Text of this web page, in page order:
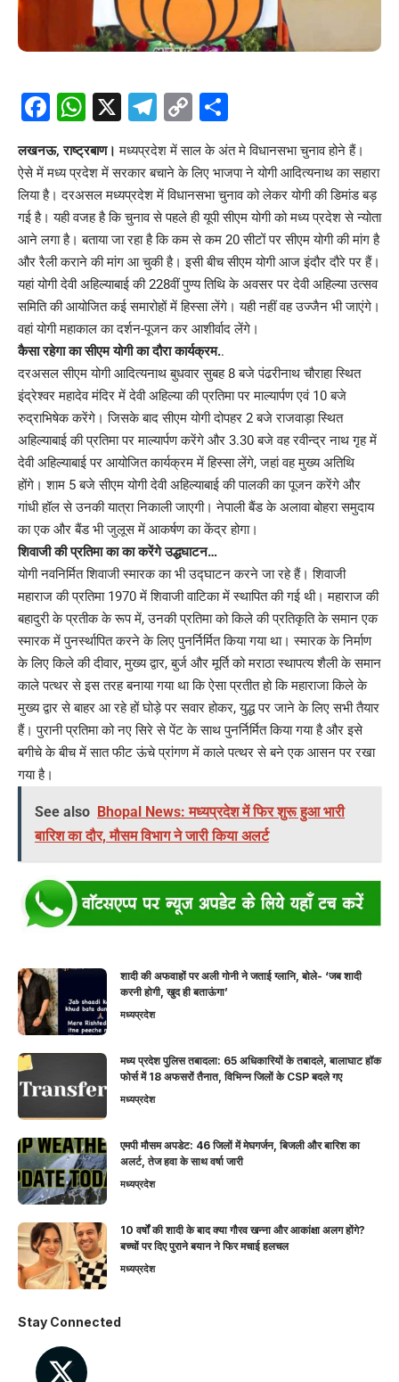
Facebook
WhatsApp
X Telegram
Copy
Link
लखनऊ, राष्ट्रबाण। मध्यप्रदेश में साल के अंत मे विधानसभा चुनाव होने हैं।
ऐसे में मध्य प्रदेश में सरकार बचाने के लिए भाजपा ने योगी आदित्यनाथ का सहारा
लिया है। दरअसल मध्यप्रदेश में विधानसभा चुनाव को लेकर योगी की डिमांड बड़
गई है। यही वजह है कि चुनाव से पहले ही यूपी सीएम योगी को मध्य प्रदेश से न्योता
आने लगा है। बताया जा रहा है कि कम से कम 20 सीटों पर सीएम योगी की मांग है
और रैली कराने की मांग आ चुकी है। इसी बीच सीएम योगी आज इंदौर दौरे पर हैं।
यहां योगी देवी अहिल्याबाई की 228वीं पुण्य तिथि के अवसर पर देवी अहिल्या उत्सव
समिति की आयोजित कई समारोहों में हिस्सा लेंगे। यही नहीं वह उज्जैन भी जाएंगे।
वहां योगी महाकाल का दर्शन-पूजन कर आशीर्वाद लेंगे।
कैसा रहेगा का सीएम योगी का दौरा कार्यक्रम..
दरअसल सीएम योगी आदित्यनाथ बुधवार सुबह 8 बजे पंढरीनाथ चौराहा स्थित
इंद्रेश्वर महादेव मंदिर में देवी अहिल्या की प्रतिमा पर माल्यार्पण एवं 10 बजे
रुद्राभिषेक करेंगे। जिसके बाद सीएम योगी दोपहर 2 बजे राजवाड़ा स्थित
अहिल्याबाई की प्रतिमा पर माल्यार्पण करेंगे और 3.30 बजे वह रवीन्द्र नाथ गृह में
देवी अहिल्याबाई पर आयोजित कार्यक्रम में हिस्सा लेंगे, जहां वह मुख्य अतिथि
होंगे। शाम 5 बजे सीएम योगी देवी अहिल्याबाई की पालकी का पूजन करेंगे और
गांधी हॉल से उनकी यात्रा निकाली जाएगी। नेपाली बैंड के अलावा बोहरा समुदाय
का एक और बैंड भी जुलूस में आकर्षण का केंद्र होगा।
शिवाजी की प्रतिमा का का करेंगे उद्धघाटन…
योगी नवनिर्मित शिवाजी स्मारक का भी उद्घाटन करने जा रहे हैं। शिवाजी
महाराज की प्रतिमा 1970 में शिवाजी वाटिका में स्थापित की गई थी। महाराज की
बहादुरी के प्रतीक के रूप में, उनकी प्रतिमा को किले की प्रतिकृति के समान एक
स्मारक में पुनर्स्थापित करने के लिए पुनर्निर्मित किया गया था। स्मारक के निर्माण
के लिए किले की दीवार, मुख्य द्वार, बुर्ज और मूर्ति को मराठा स्थापत्य शैली के समान
काले पत्थर से इस तरह बनाया गया था कि ऐसा प्रतीत हो कि महाराजा किले के
मुख्य द्वार से बाहर आ रहे हों घोड़े पर सवार होकर, युद्ध पर जाने के लिए सभी तैयार
हैं। पुरानी प्रतिमा को नए सिरे से पेंट के साथ पुनर्निर्मित किया गया है और इसे
बगीचे के बीच में सात फीट ऊंचे प्रांगण में काले पत्थर से बने एक आसन पर रखा
गया है।
See also Bhopal News: मध्यप्रदेश में फिर शुरू हुआ भारी
बारिश का दौर, मौसम विभाग ने जारी किया अलर्ट
शादी की अफवाहों पर अली गोनी ने जताई ग्लानि, बोले- ‘जब शादी
करनी होगी, खुद ही बताऊंगा’
मध्यप्रदेश
मध्य प्रदेश पुलिस तबादला: 65 अधिकारियों के तबादले, बालाघाट हॉक
फोर्स में 18 अफसरों तैनात, विभिन्न जिलों के CSP बदले गए
मध्यप्रदेश
एमपी मौसम अपडेट: 46 जिलों में मेघगर्जन, बिजली और बारिश का
अलर्ट, तेज हवा के साथ वर्षा जारी
मध्यप्रदेश
10 वर्षों की शादी के बाद क्या गौरव खन्ना और आकांक्षा अलग होंगे?
बच्चों पर दिए पुराने बयान ने फिर मचाई हलचल
मध्यप्रदेश
Stay Connected